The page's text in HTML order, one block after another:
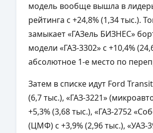
модель вообще вышла в
рейтинга с +24,8% (1,34 тыс.).
замыкает «ГАЗель БИЗНЕС»
модели «ГАЗ-3302» с +10,4%
абсолютное 1-е место по
Затем в списке идут Ford
(6,7 тыс.), «ГАЗ-3221»
+5,3% (3,68 тыс.), «ГАЗ-2752
(ЦМФ) с +3,9% (2,96 тыс.), «УАЗ-